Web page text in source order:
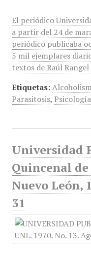
El periódico
a partir del 24 de
periódico publicaba
5 mil ejemplares
textos de Raúl
Etiquetas:
Parasitosis, Psicología
Universidad
Quincenal
Nuevo León,
31